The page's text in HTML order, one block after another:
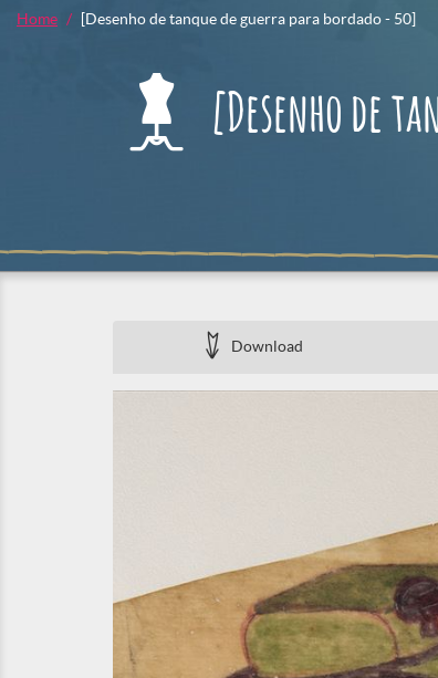
Home [Desenho de tanque de guerra para bordado - 50]
[Desenho de
Download